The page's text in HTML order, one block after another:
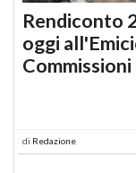
Rendiconto
oggi
Commissioni
di Redazione